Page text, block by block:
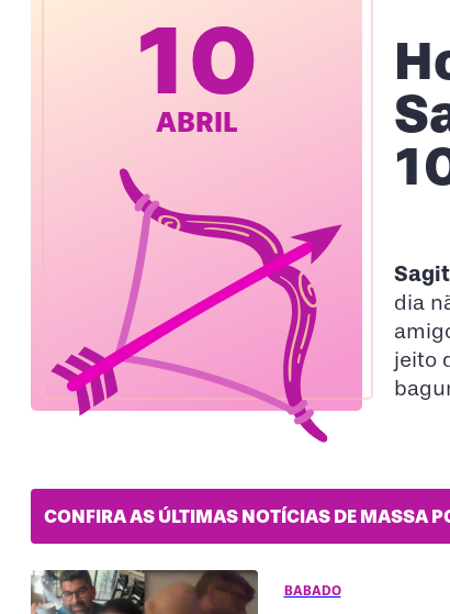
10
ABRIL
dia
jeito
CONFIRA AS ÚLTIMAS NOTÍCIAS DE MASSA
BABADO